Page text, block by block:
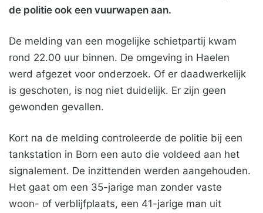
de politie ook een vuurwapen aan.
De melding van een mogelijke schietpartij kwam
rond 22.00 uur binnen. De omgeving in Haelen
werd afgezet voor onderzoek. Of er daadwerkelijk
is geschoten, is nog niet duidelijk. Er zijn geen
gewonden gevallen.
Kort na de melding controleerde de politie bij een
tankstation in Born een auto die voldeed aan het
signalement. De inzittenden werden aangehouden.
Het gaat om een 35-jarige man zonder vaste
woon- of verblijfplaats, een 41-jarige man uit